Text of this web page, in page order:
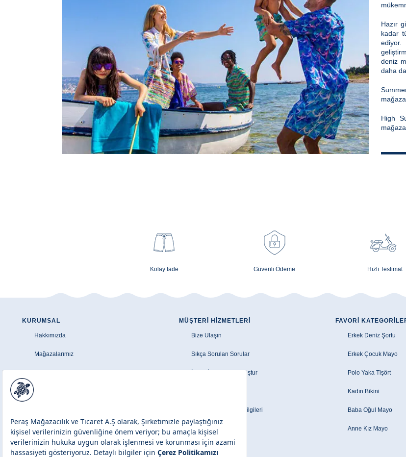
Hazır
kadar
deniz
daha
High
Kolay İade Güvenli Ödeme Hızlı Teslimat
KURUMSAL
Hakkımızda
Mağazalarımız
Site Haritası
MÜŞTERI HIZMETLERI
Bize Ulaşın
Sıkça Sorulan Sorular
İptal - İade Talebi Oluştur
Banka Havale/EFT Bilgileri
FAVORI
Erkek Deniz Şortu
Erkek Çocuk Mayo
Polo Yaka Tişört
Kadın Bikini
Baba Oğul Mayo
Anne Kız Mayo